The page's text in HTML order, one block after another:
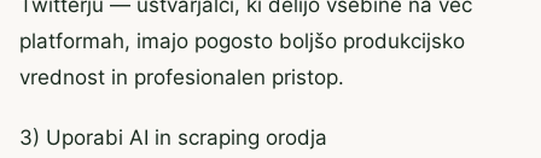
platformah, imajo pogosto boljšo produkcijsko
vrednost in profesionalen pristop.
3) Uporabi AI in scraping orodja